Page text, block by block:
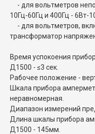
- для вольтметров
10Гц-60Гц и 400Гц - 6Вт-
- для вольтметров,
трансформатор
Время успокоения
Д1500 - ≤3 сек.
Рабочее положение -
Шкала прибора
неравномерная.
Диапазон измерений
Длина шкалы прибора
Д1500 - 145мм.